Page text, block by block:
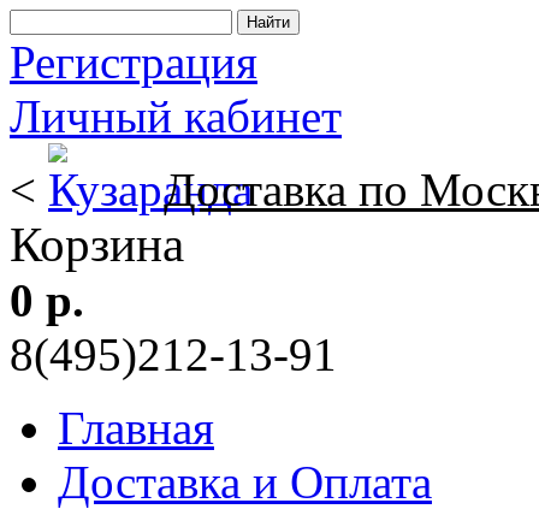
Регистрация
Личный кабинет
<
Доставка по
Корзина
0 р.
8(495)212-13-91
Главная
Доставка и Оплата